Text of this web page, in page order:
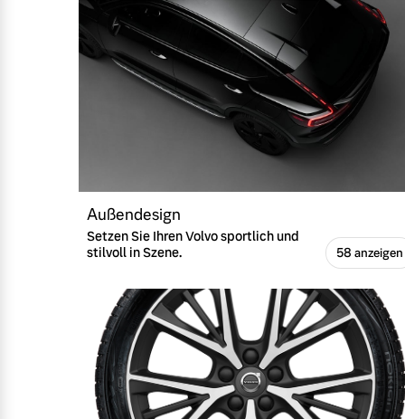
Außendesign
Setzen Sie Ihren Volvo sportlich und
stilvoll in Szene.
58 anzeigen